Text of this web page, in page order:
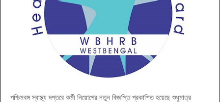
পশ্চিমবঙ্গ স্বাস্থ্য দপ্তরে কর্মী নিয়োগের নতুন বিজ্ঞপ্তি প্রকাশিত হয়েছে শুধুমাত্র